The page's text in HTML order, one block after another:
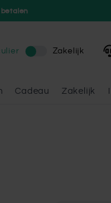
Cadeau Zakelijk
Zakelijk